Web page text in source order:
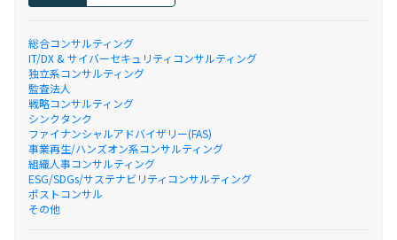
総合コンサルティング
IT/DX & サイバーセキュリティコンサルティング
独立系コンサルティング
監査法人
戦略コンサルティング
シンクタンク
ファイナンシャルアドバイザリー(FAS)
事業再生/ハンズオン系コンサルティング
組織人事コンサルティング
ESG/SDGs/サステナビリティコンサルティング
ポストコンサル
その他